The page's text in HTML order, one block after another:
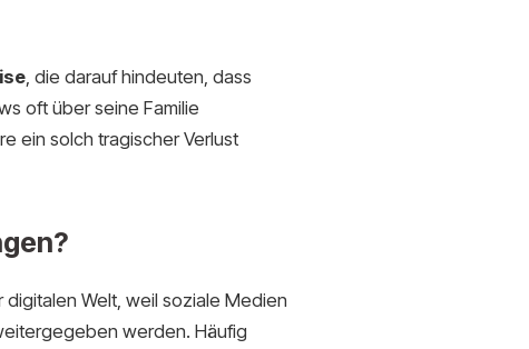
, die darauf hindeuten, dass
oft über seine Familie
ein solch tragischer Verlust
Welt, weil soziale Medien
werden. Häufig